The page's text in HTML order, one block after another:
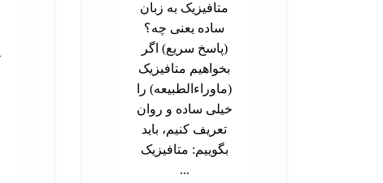
متافیزیک به زبان
ساده یعنی چه؟
(پاسخ سریع) اگر
بخواهیم متافیزیک
(ماوراءالطبیعه) را
خیلی ساده و روان
تعریف کنیم، باید
بگوییم: متافیزیک
...